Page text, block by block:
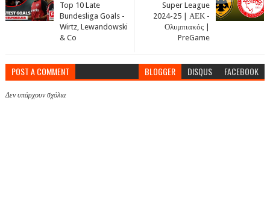
Super League
2024-25 | ΑΕΚ -
Ολυμπιακός |
PreGame
Top 10 Late
Bundesliga Goals -
Wirtz, Lewandowski
& Co
POST A COMMENT BLOGGER DISQUS FACEBOOK
Δεν υπάρχουν σχόλια